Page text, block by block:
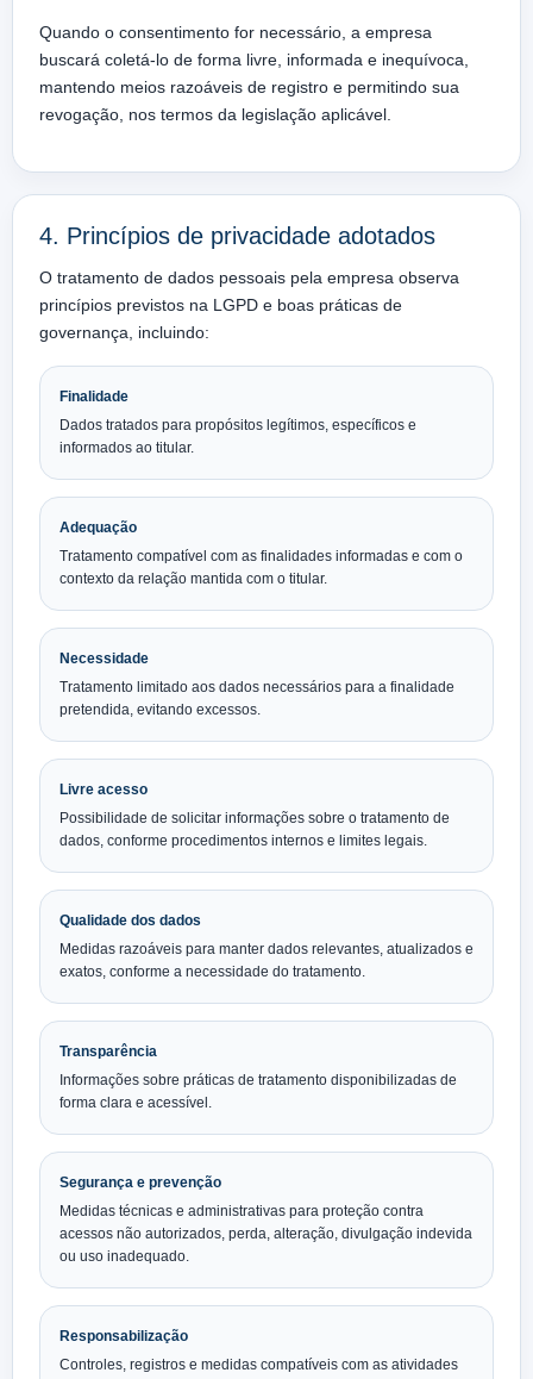
Quando o consentimento for necessário, a empresa
buscará coletá-lo de forma livre, informada e inequívoca,
mantendo meios razoáveis de registro e permitindo sua
revogação, nos termos da legislação aplicável.
4. Princípios de privacidade adotados
O tratamento de dados pessoais pela empresa observa
princípios previstos na LGPD e boas práticas de
governança, incluindo:
Finalidade
Dados tratados para propósitos legítimos, específicos e
informados ao titular.
Adequação
Tratamento compatível com as finalidades informadas e com o
contexto da relação mantida com o titular.
Necessidade
Tratamento limitado aos dados necessários para a finalidade
pretendida, evitando excessos.
Livre acesso
Possibilidade de solicitar informações sobre o tratamento de
dados, conforme procedimentos internos e limites legais.
Qualidade dos dados
Medidas razoáveis para manter dados relevantes, atualizados e
exatos, conforme a necessidade do tratamento.
Transparência
Informações sobre práticas de tratamento disponibilizadas de
forma clara e acessível.
Segurança e prevenção
Medidas técnicas e administrativas para proteção contra
acessos não autorizados, perda, alteração, divulgação indevida
ou uso inadequado.
Responsabilização
Controles, registros e medidas compatíveis com as atividades